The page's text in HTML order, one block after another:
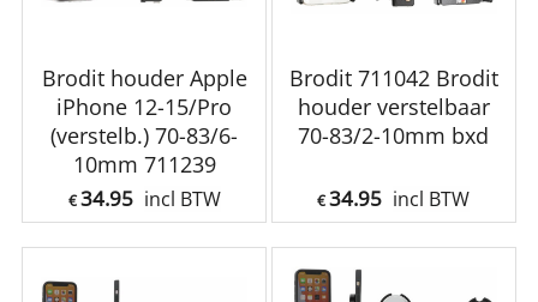
Brodit houder Apple
iPhone 12-15/Pro
(verstelb.) 70-83/6-
10mm 711239
€ 34.95 incl BTW
Brodit 711042 Brodit
houder verstelbaar
70-83/2-10mm bxd
€ 34.95 incl BTW